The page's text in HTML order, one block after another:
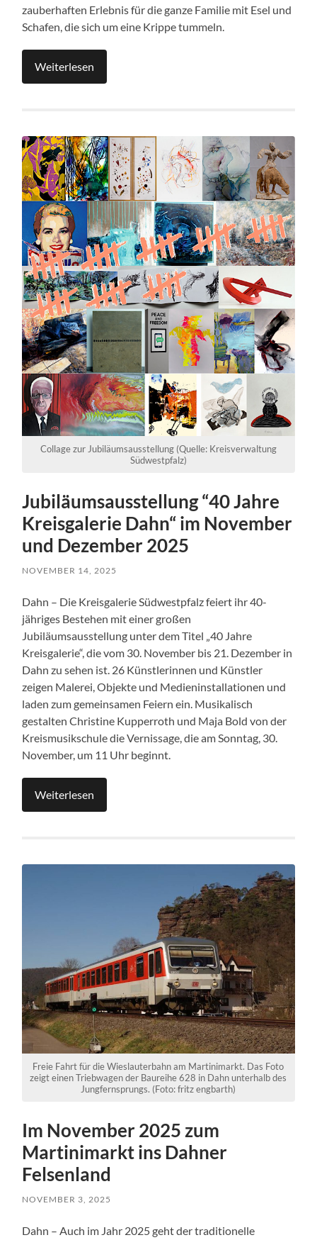
zauberhaften Erlebnis für die ganze Familie mit Esel und
Schafen, die sich um eine Krippe tummeln.
Weiterlesen
Collage zur Jubiläumsausstellung (Quelle: Kreisverwaltung
Südwestpfalz)
Jubiläumsausstellung “40 Jahre
Kreisgalerie Dahn“ im November
und Dezember 2025
NOVEMBER 14, 2025
Dahn – Die Kreisgalerie Südwestpfalz feiert ihr 40-
jähriges Bestehen mit einer großen
Jubiläumsausstellung unter dem Titel „40 Jahre
Kreisgalerie“, die vom 30. November bis 21. Dezember in
Dahn zu sehen ist. 26 Künstlerinnen und Künstler
zeigen Malerei, Objekte und Medieninstallationen und
laden zum gemeinsamen Feiern ein. Musikalisch
gestalten Christine Kupperroth und Maja Bold von der
Kreismusikschule die Vernissage, die am Sonntag, 30.
November, um 11 Uhr beginnt.
Weiterlesen
Freie Fahrt für die Wieslauterbahn am Martinimarkt. Das Foto
zeigt einen Triebwagen der Baureihe 628 in Dahn unterhalb des
Jungfernsprungs. (Foto: fritz engbarth)
Im November 2025 zum
Martinimarkt ins Dahner
Felsenland
NOVEMBER 3, 2025
Dahn – Auch im Jahr 2025 geht der traditionelle